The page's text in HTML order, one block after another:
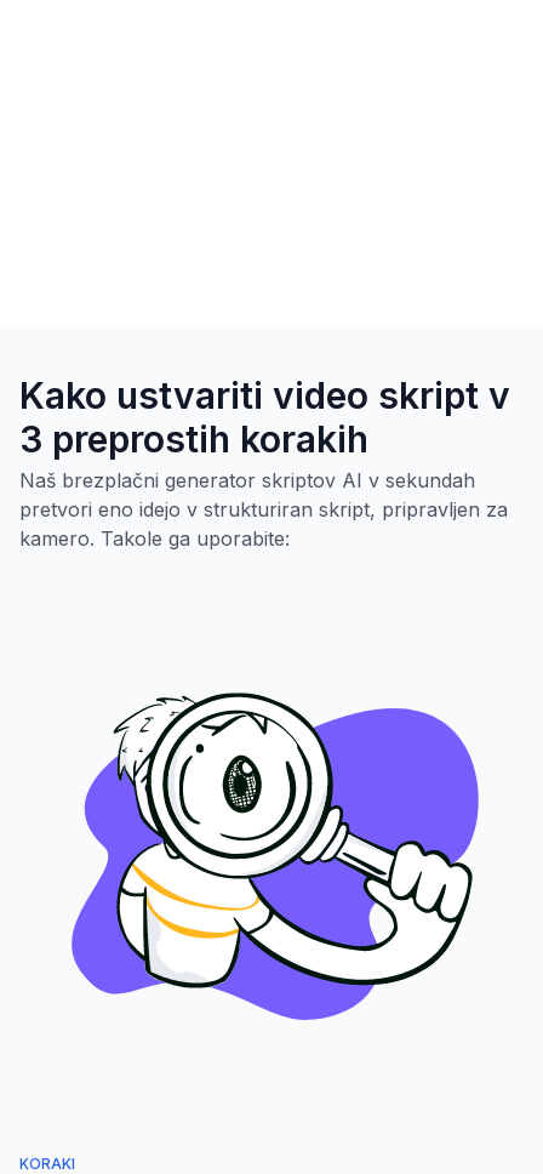
Kako ustvariti video skript v
3 preprostih korakih
Naš brezplačni generator skriptov AI v sekundah
pretvori eno idejo v strukturiran skript, pripravljen za
kamero. Takole ga uporabite:
KORAKI